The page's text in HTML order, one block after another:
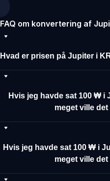
FAQ om konvertering af
Hvad er prisen på Jupiter i
Hvis jeg havde sat 100 ₩ i
meget ville
Hvis jeg havde sat 100 ₩ i
meget ville